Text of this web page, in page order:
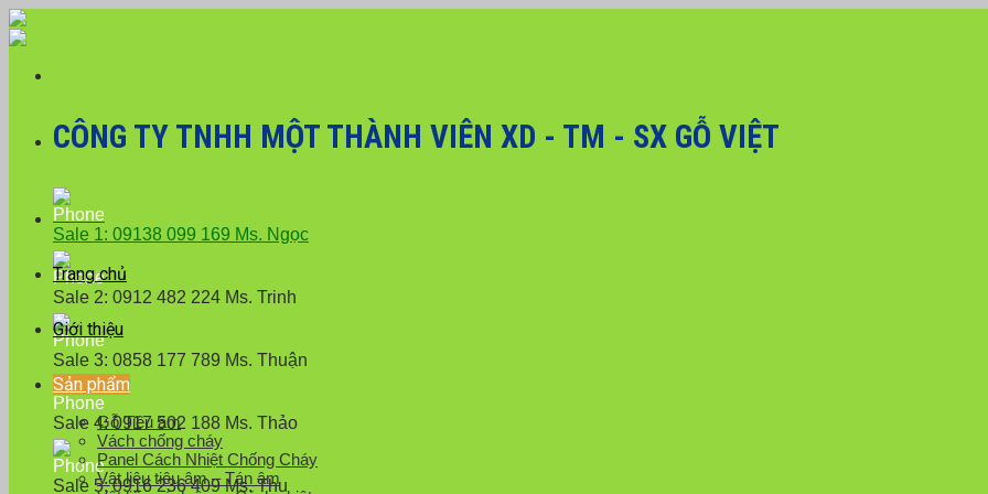
Skip
to
CÔNG TY TNHH MỘT THÀNH VIÊN XD - TM - SX GỖ VIỆT
Sale 1: 09138 099 169 Ms. Ngọc
Sale 2: 0912 482 224 Ms. Trinh
Sale 3: 0858 177 789 Ms. Thuận
Sale 4: 0917 502 188 Ms. Thảo
Sale 5: 0916 236 409 Ms. Thu
Trang chủ
Giới thiệu
Sản phẩm
Gỗ Tiêu âm
Vách chống cháy
Panel Cách Nhiệt Chống Cháy
Vật liệu tiêu âm – Tán âm